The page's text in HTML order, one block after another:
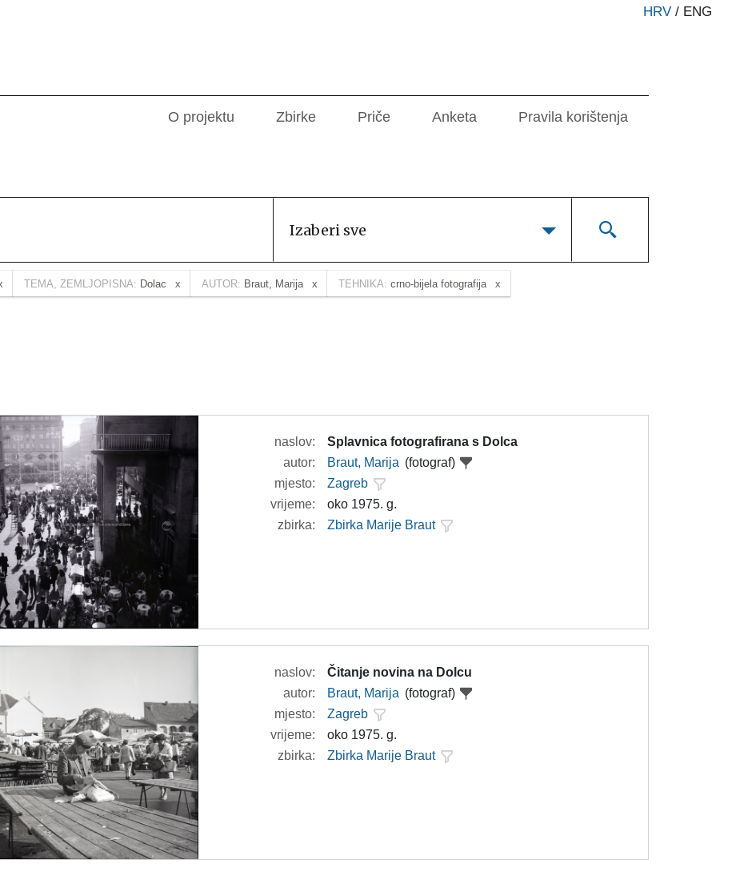
HRV / ENG
O projektu Zbirke Priče Anketa Pravila korištenja
Izaberi sve
TEMA, ZEMLJOPISNA: Dolac AUTOR: Braut, Marija TEHNIKA: crno-bijela fotografija
naslov:
Splavnica fotografirana s Dolca
autor:
Braut, Marija (fotograf)
mjesto:
Zagreb
vrijeme:
oko 1975. g.
zbirka:
Zbirka Marije Braut
naslov:
Čitanje novina na Dolcu
autor:
Braut, Marija (fotograf)
mjesto:
Zagreb
vrijeme:
oko 1975. g.
zbirka:
Zbirka Marije Braut